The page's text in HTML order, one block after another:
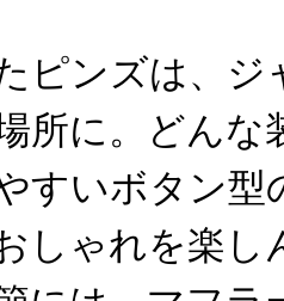
ピンズは、ジ
所に。どんな
すいボタン型
しゃれを楽し